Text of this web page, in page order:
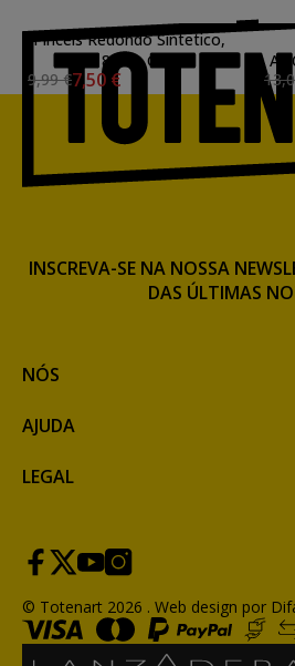
Pinceis Redondo Sintetico,
N. 18 Van Gogh
9,99 €7,50 €
NÓS
AJUDA
LEGAL
INSCREVA-SE NA NOSSA
DAS ÚLTIMAS
© Totenart 2026 . Web design por